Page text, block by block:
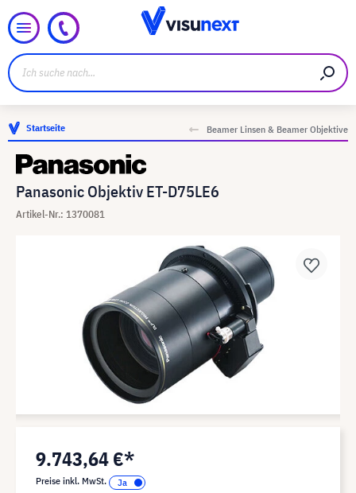
Startseite Beamer Linsen & Beamer Objektive
Panasonic Objektiv ET-D75LE6
Artikel-Nr.: 1370081
9.743,64 €*
Preise inkl. MwSt.